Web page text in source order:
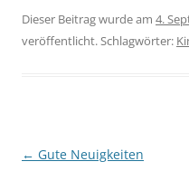
Dieser Beitrag wurde am 4.
veröffentlicht. Schlagwörter:
Beitragsnavigation
← Gute Neuigkeiten